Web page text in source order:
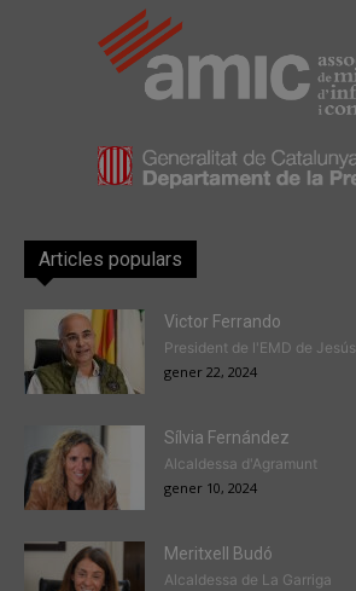
Articles populars
Victor Ferrando
President de l'EMD de Jesús
gener 22, 2024
Sílvia Fernández
Alcaldessa d'Agramunt
gener 10, 2024
Meritxell Budó
Alcaldessa de La Garriga